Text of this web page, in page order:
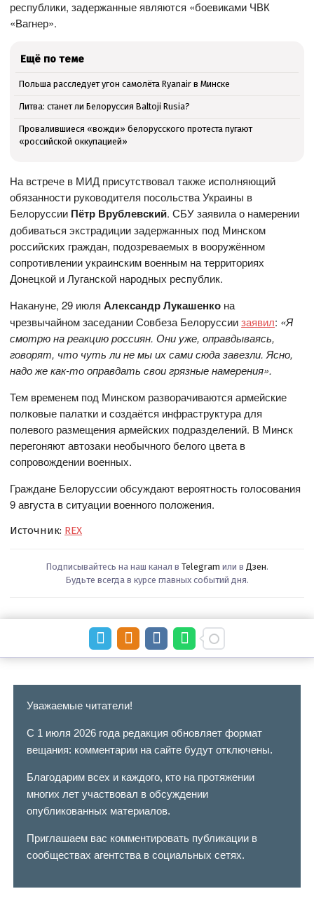
республики, задержанные являются «боевиками ЧВК
«Вагнер».
Ещё по теме
Польша расследует угон самолёта Ryanair в Минске
Литва: станет ли Белоруссия Baltoji Rusia?
Провалившиеся «вожди» белорусского протеста пугают
«российской оккупацией»
На встрече в МИД присутствовал также исполняющий
обязанности руководителя посольства Украины в
Белоруссии Пётр Врублевский. СБУ заявила о намерении
добиваться экстрадиции задержанных под Минском
российских граждан, подозреваемых в вооружённом
сопротивлении украинским военным на территориях
Донецкой и Луганской народных республик.
Накануне, 29 июляАлександр Лукашенко на
чрезвычайном заседании Совбеза Белоруссиизаявил: «Я
смотрю на реакцию россиян. Они уже, оправдываясь,
говорят, что чуть ли не мы их сами сюда завезли. Ясно,
надо же как-то оправдать свои грязные намерения».
Тем временем под Минском разворачиваются армейские
полковые палатки и создаётся инфраструктура для
полевого размещения армейских подразделений. В Минск
перегоняют автозаки необычного белого цвета в
сопровождении военных.
Граждане Белоруссии обсуждают вероятность голосования
9 августа в ситуации военного положения.
Источник: REX
Подписывайтесь на наш канал в Telegram или в Дзен.
Будьте всегда в курсе главных событий дня.
Уважаемые читатели!
С 1 июля 2026 года редакция обновляет формат
вещания: комментарии на сайте будут отключены.
Благодарим всех и каждого, кто на протяжении
многих лет участвовал в обсуждении
опубликованных материалов.
Приглашаем вас комментировать публикации в
сообществах агентства в социальных сетях.